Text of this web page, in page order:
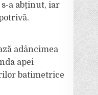
a abținut, iar
adâncimea
apei
batimetrice